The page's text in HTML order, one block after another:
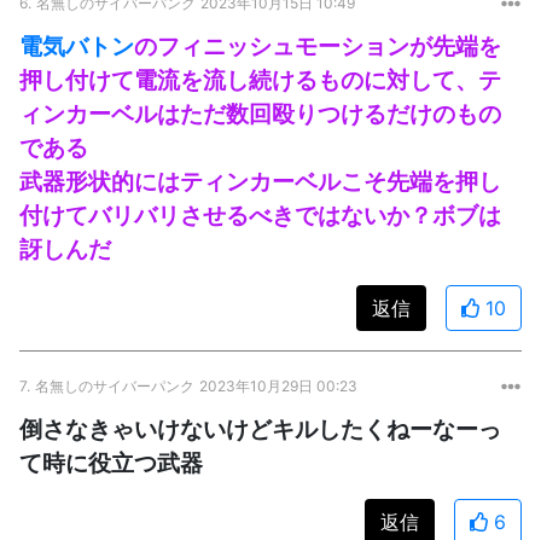
電気バトンのフィニッシュモーションが先端を
押し付けて電流を流し続けるものに対して、テ
ィンカーベルはただ数回殴りつけるだけのもの
である
武器形状的にはティンカーベルこそ先端を押し
付けてバリバリさせるべきではないか？ボブは
訝しんだ
返信 10
7. 名無しのサイバーパンク 2023年10月29日 00:23
倒さなきゃいけないけどキルしたくねーなーっ
て時に役立つ武器
返信 6